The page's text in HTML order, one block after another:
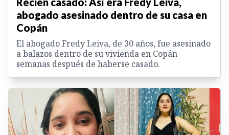
abogado asesinado dentro de su casa en
Copán
El abogado Fredy Leiva, de 30 años, fue asesinado
a balazos dentro de su vivienda en Copán
semanas después de haberse casado.